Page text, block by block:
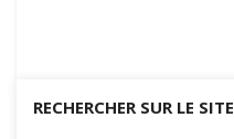
RECHERCHER SUR LE SITE